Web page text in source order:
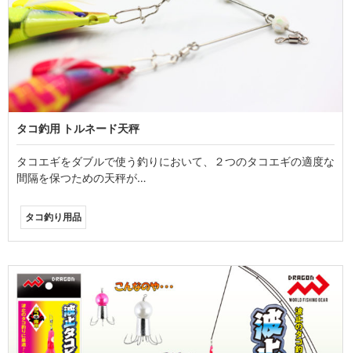
タコ釣用 トルネード天秤
タコエギをダブルで使う釣りにおいて、２つのタコエギの適度な
間隔を保つための天秤が…
タコ釣り用品